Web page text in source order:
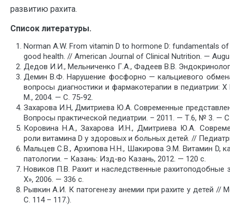
развитию рахита.
Список литературы.
Norman A.W. From vitamin D to hormone D: fundamentals
good health. // American Journal of Clinical Nutrition. —
Дедов И.И., Мельниченко Г.А., Фадеев В.В.
Демин В.Ф. Нарушение фосфорно — кальциевого
вопросы диагностики и фармакотерапии в педиатрии:
М., 2004. — C. 75-92.
Захарова И.Н, Дмитриева Ю.А. Современные
Вопросы практической педиатрии. – 2011. — Т.6, № 3. —
Коровина Н.А., Захарова И.Н., Дмитриева Ю.А.
роли витамина D у здоровых и больных детей. //
Мальцев С.В., Архипова Н.Н., Шакирова Э.М. Витамин D,
патологии. – Казань: Изд-во Казань, 2012. — 120 с.
Новиков П.В. Рахит и наследственные рахитоподобные
Х», 2006. — 336 с.
Рывкин А.И. К патогенезу анемии при рахите у детей
С. 114 – 117.).